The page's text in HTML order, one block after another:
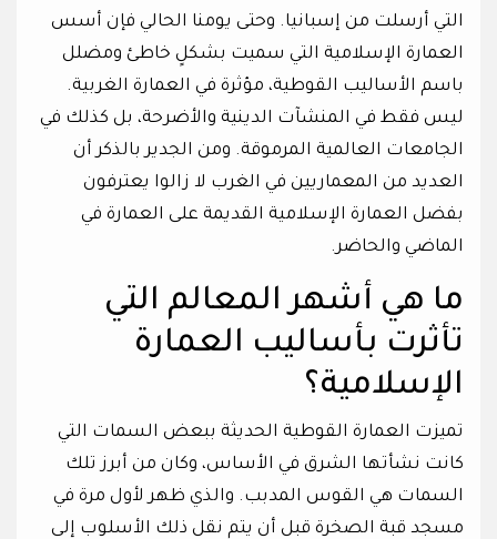
التي أرسلت من إسبانيا. وحتى يومنا الحالي فإن أسس
العمارة الإسلامية التي سميت بشكلٍ خاطئ ومضلل
باسم الأساليب القوطية، مؤثرة في العمارة الغربية.
ليس فقط في المنشآت الدينية والأضرحة، بل كذلك في
الجامعات العالمية المرموقة. ومن الجدير بالذكر أن
العديد من المعماريين في الغرب لا زالوا يعترفون
بفضل العمارة الإسلامية القديمة على العمارة في
الماضي والحاضر.
ما هي أشهر المعالم التي
تأثرت بأساليب العمارة
الإسلامية؟
تميزت العمارة القوطية الحديثة ببعض السمات التي
كانت نشأتها الشرق في الأساس، وكان من أبرز تلك
السمات هي القوس المدبب. والذي ظهر لأول مرة في
مسجد قبة الصخرة قبل أن يتم نقل ذلك الأسلوب إلى